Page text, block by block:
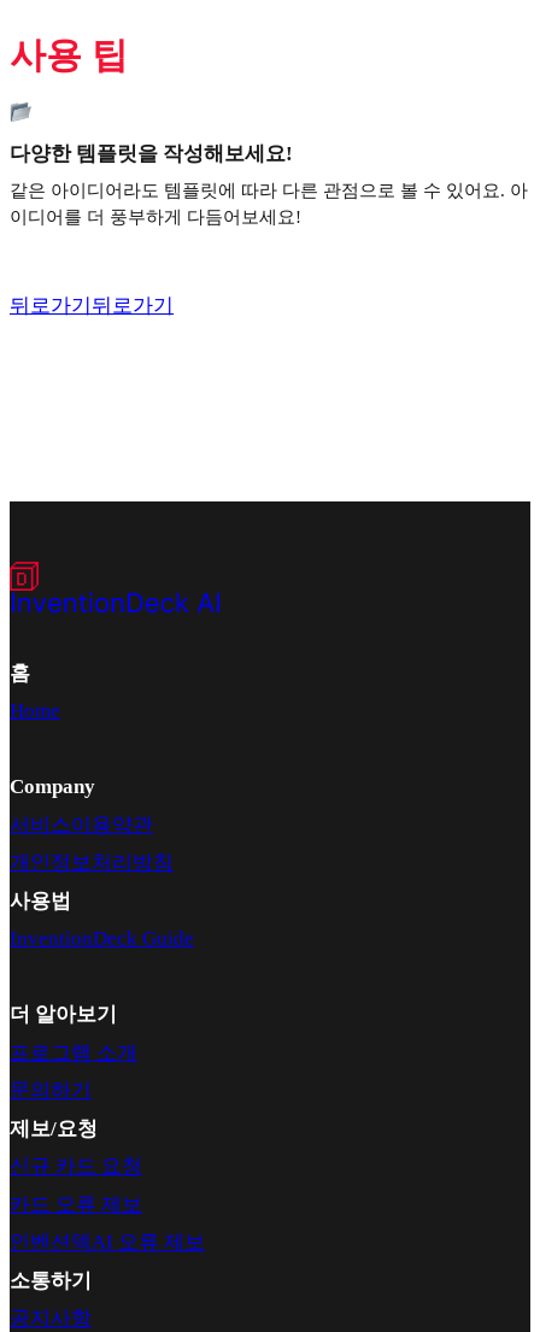
사용 팁
다양한 템플릿을 작성해보세요!
같은 아이디어라도 템플릿에 따라 다른 관점으로 볼 수 있어요. 아
이디어를 더 풍부하게 다듬어보세요!
뒤로가기 뒤로가기
홈
Home
Company
서비스이용약관
개인정보처리방침
사용법
InventionDeck Guide
더 알아보기
프로그램 소개
문의하기
제보/요청
신규 카드 요청
카드 오류 제보
인벤션덱AI 오류 제보
소통하기
공지사항